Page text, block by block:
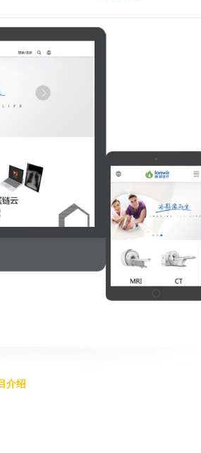
介绍